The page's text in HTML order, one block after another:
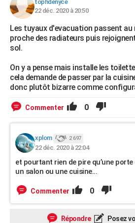
tophdenyce
22 déc. 2020 à 20:50
Les tuyaux d'evacuation passent au
proche des radiateurs puis
sol.
On y a pense mais installe les
cela demande de passer par la
donc plutôt bizarre comme
Commenter 0
xplom 2 697
22 déc. 2020 à 22:04
et pourtant rien de pire qu’une
un salon ou une cuisine...
Commenter 0
Répondre Posez